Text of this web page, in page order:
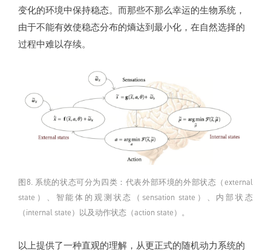
变化的环境中保持稳态。而那些不那么幸运的生物系统，
由于不能有效使稳态分布的熵达到最小化，在自然选择的
过程中难以存续。
图8. 系统的状态可分为四类：代表外部环境的外部状态（external
state）、智能体的观测状态（sensation state）、内部状态
（internal state）以及动作状态（action state）。
以上提供了一种直观的理解，从更正式的随机动力系统的